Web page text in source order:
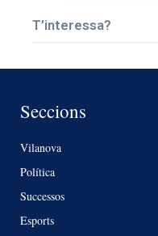
T’interessa?
Seccions
Vilanova
Política
Successos
Esports